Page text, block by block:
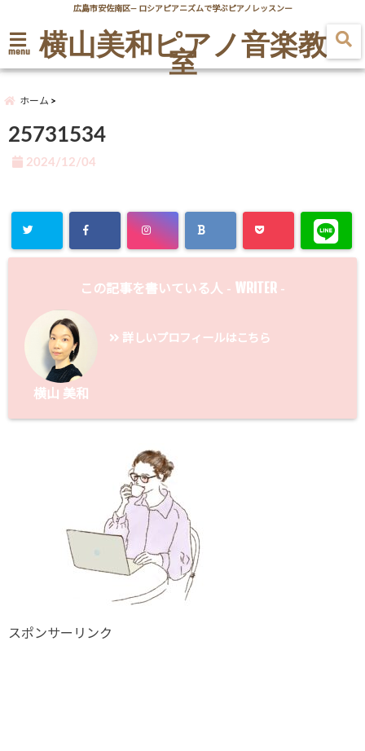
広島市安佐南区― ロシアピアニズムで学ぶピアノレッスンー
menu 横山美和ピアノ音楽教
室
ホーム
25731534
2024/12/04
この記事を書いている人 - WRITER -
横山 美和
詳しいプロフィールはこちら
スポンサーリンク